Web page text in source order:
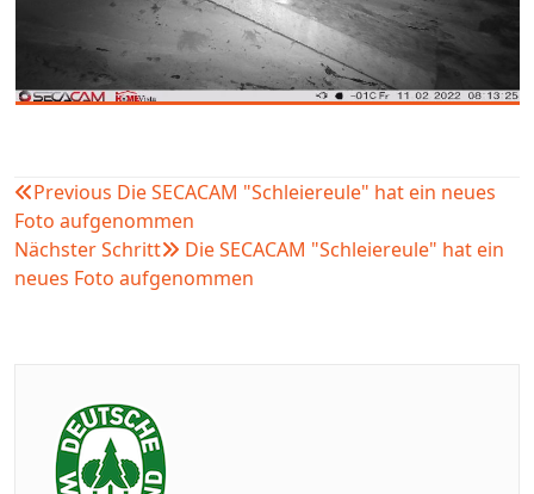
Beitragsnavigation
Previous Die SECACAM "Schleiereule" hat ein neues
Foto aufgenommen
Nächster Schritt
Die SECACAM "Schleiereule" hat ein
neues Foto aufgenommen